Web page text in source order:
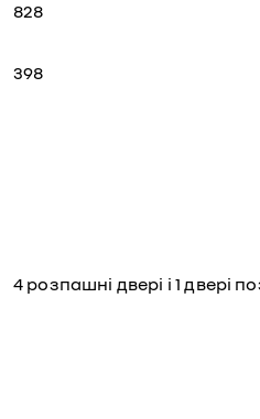
828
398
4 розпашні двері і 1 двері